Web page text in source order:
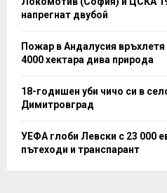
напрегнат двубой
Пожар в Андалусия връхлетя
4000 хектара дива природа
18-годишен уби чичо си в
Димитровград
УЕФА глоби Левски с 23 000
пътеходи и транспарант